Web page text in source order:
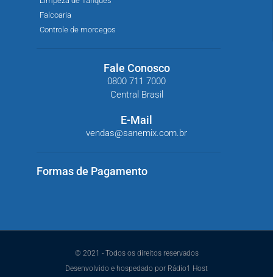
Falcoaria
Controle de morcegos
Fale Conosco
0800 711 7000
Central Brasil
E-Mail
vendas@sanemix.com.br
Formas de Pagamento
© 2021 - Todos os direitos reservados
Desenvolvido e hospedado por Rádio1 Host